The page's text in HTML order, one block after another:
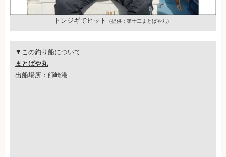
トンジギでヒット （提供：第十二まとばや丸）
▼この釣り船について
まとばや丸
出船場所：師崎港